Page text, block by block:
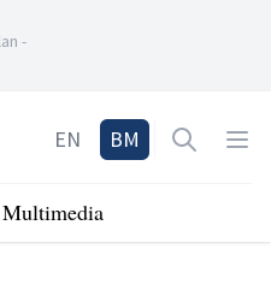
-
EN BM Open
Multimedia